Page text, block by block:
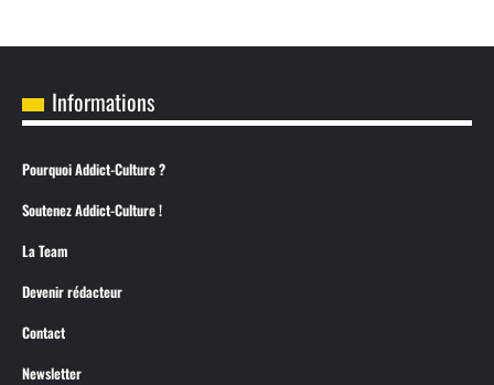
Informations
Pourquoi Addict-Culture ?
Soutenez Addict-Culture !
La Team
Devenir rédacteur
Contact
Newsletter